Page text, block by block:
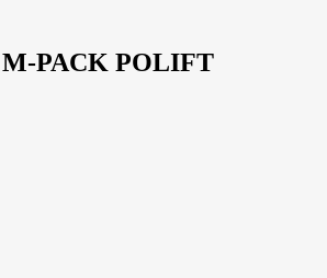
PACK POLIFT